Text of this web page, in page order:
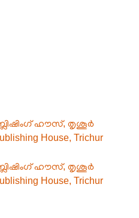
ഹൗസ്, തൃശൂർ
House, Trichur
ഹൗസ്, തൃശൂർ
House, Trichur